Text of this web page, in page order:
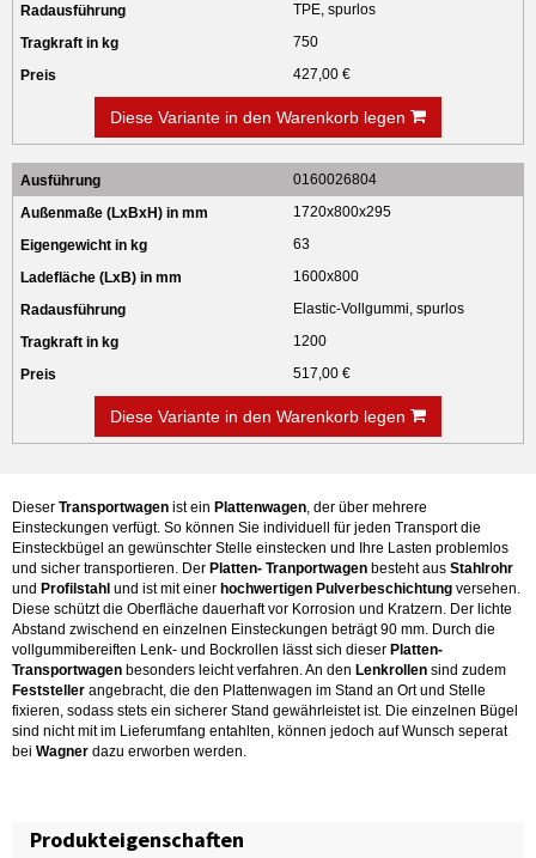
TPE, spurlos
750
427,00 €
Diese Variante in den Warenkorb legen
0160026804
1720x800x295
63
1600x800
Elastic-Vollgummi, spurlos
1200
517,00 €
Diese Variante in den Warenkorb legen
Dieser Transportwagen ist ein Plattenwagen, der über mehrere
Einsteckungen verfügt. So können Sie individuell für jeden Transport die
Einsteckbügel an gewünschter Stelle einstecken und Ihre Lasten problemlos
und sicher transportieren. Der Platten- Tranportwagen besteht aus Stahlrohr
und Profilstahl und ist mit einer hochwertigen Pulverbeschichtung versehen.
Diese schützt die Oberfläche dauerhaft vor Korrosion und Kratzern. Der lichte
Abstand zwischend en einzelnen Einsteckungen beträgt 90 mm. Durch die
vollgummibereiften Lenk- und Bockrollen lässt sich dieser Platten-
Transportwagen besonders leicht verfahren. An den Lenkrollen sind zudem
Feststeller angebracht, die den Plattenwagen im Stand an Ort und Stelle
fixieren, sodass stets ein sicherer Stand gewährleistet ist. Die einzelnen Bügel
sind nicht mit im Lieferumfang entahlten, können jedoch auf Wunsch seperat
bei Wagner dazu erworben werden.
Produkteigenschaften